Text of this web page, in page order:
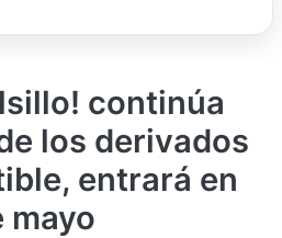
continúa
los derivados
entrará en
mayo